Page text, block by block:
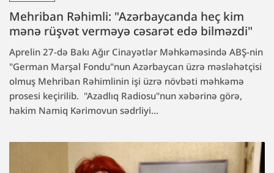
Mehriban Rəhimli: "Azərbaycanda heç kim
mənə rüşvət verməyə cəsarət edə bilməzdi"
Aprelin 27-də Bakı Ağır Cinayətlər Məhkəməsində ABŞ-nin
"German Marşal Fondu"nun Azərbaycan üzrə məsləhətçisi
olmuş Mehriban Rəhimlinin işi üzrə növbəti məhkəmə
prosesi keçirilib. "Azadlıq Radiosu"nun xəbərinə görə,
hakim Namiq Kərimovun sədrliyi...